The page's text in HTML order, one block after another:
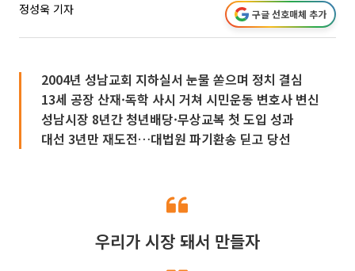
정성욱 기자 구글 선호매체 추가
2004년 성남교회 지하실서 눈물 쏟으며 정치 결심
13세 공장 산재·독학 사시 거쳐 시민운동 변호사 변신
성남시장 8년간 청년배당·무상교복 첫 도입 성과
대선 3년만 재도전…대법원 파기환송 딛고 당선
우리가 시장 돼서 만들자